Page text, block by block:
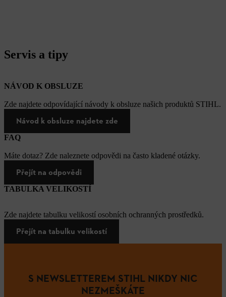
Servis a tipy
NÁVOD K OBSLUZE
Zde najdete odpovídající návody k obsluze našich produktů STIHL.
Návod k obsluze najdete zde
FAQ
Máte dotaz? Zde naleznete odpovědi na často kladené otázky.
Přejít na odpovědi
TABULKA VELIKOSTÍ
Zde najdete tabulku velikostí osobních ochranných prostředků.
Přejít na tabulku velikostí
S NEWSLETTEREM STIHL NIKDY NIC
NEZMEŠKÁTE